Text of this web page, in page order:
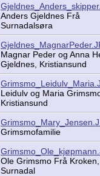
Anders Gjeldnes Frå
Surnadalsøra
Magnar Peder og Anna
Gjeldnes, Kristiansund
Leidulv og Maria
Kristiansund
Grimsmofamilie
Ole Grimsmo Frå Kroken,
Surnadal